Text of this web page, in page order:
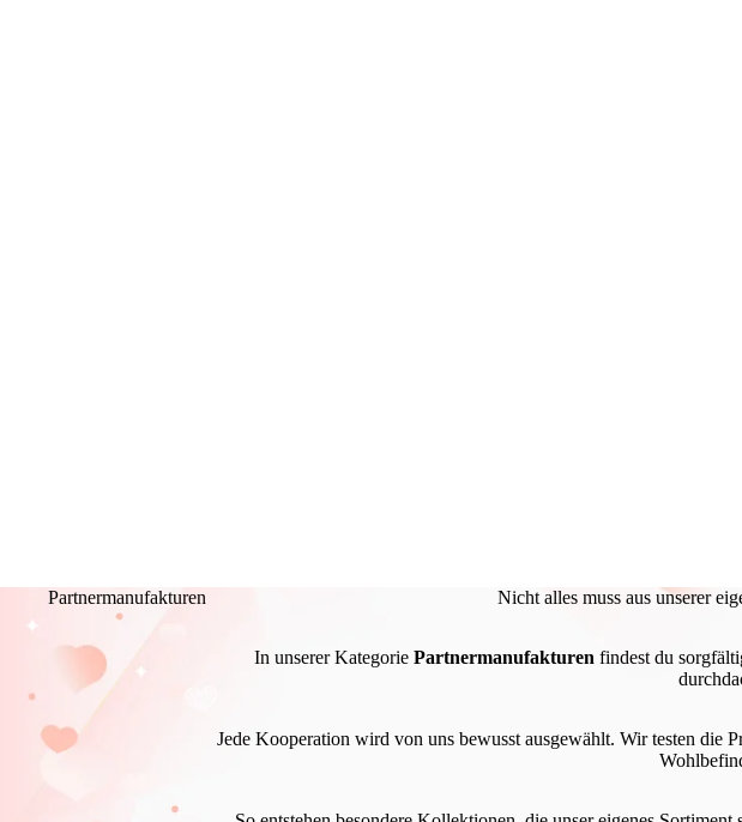
Partnermanufakturen Nicht alles muss aus unserer
In unserer Kategorie Partnermanufakturen findest du
Jede Kooperation wird von uns bewusst ausgewählt. Wir testen die